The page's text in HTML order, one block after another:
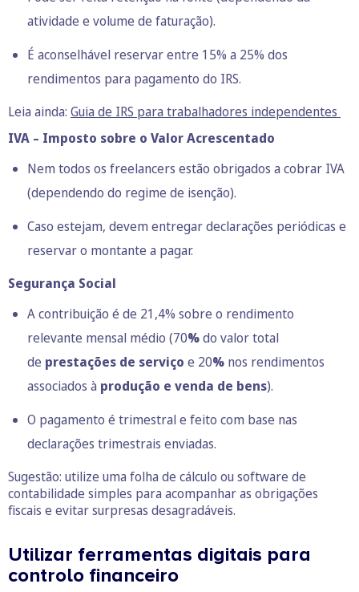
atividade e volume de faturação).
É aconselhável reservar entre 15% a 25% dos
rendimentos para pagamento do IRS.
Leia ainda: Guia de IRS para trabalhadores independentes
IVA – Imposto sobre o Valor Acrescentado
Nem todos os freelancers estão obrigados a cobrar IVA
(dependendo do regime de isenção).
Caso estejam, devem entregar declarações periódicas e
reservar o montante a pagar.
Segurança Social
A contribuição é de 21,4% sobre o rendimento
relevante mensal médio (70%do valor total
de prestações de serviço e 20% nos rendimentos
associados à produção e venda de bens).
O pagamento é trimestral e feito com base nas
declarações trimestrais enviadas.
Sugestão: utilize uma folha de cálculo ou software de
contabilidade simples para acompanhar as obrigações
fiscais e evitar surpresas desagradáveis.
Utilizar ferramentas digitais para
controlo financeiro